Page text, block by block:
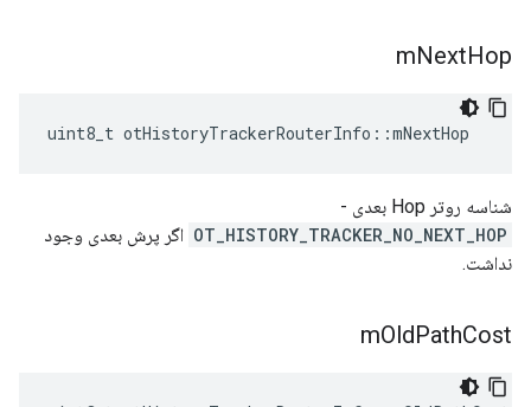
mNextHop
uint8_t otHistoryTrackerRouterInfo ::mNextHop
شناسه روتر Hop بعدی -
OT_HISTORY_TRACKER_NO_NEXT_HOP اگر پرش بعدی وجود
نداشت.
mOldPathCost